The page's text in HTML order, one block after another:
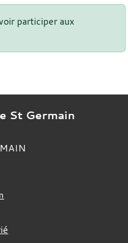
participer aux
St Germain